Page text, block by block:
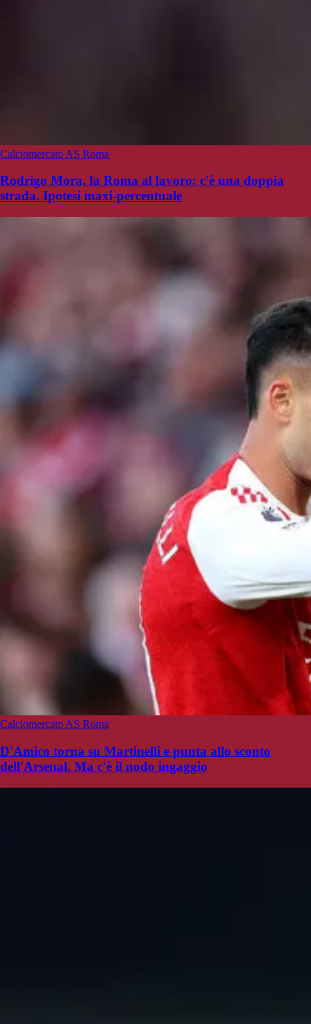
Calciomercato AS Roma
Rodrigo Mora, la Roma al lavoro: c'è una doppia
strada. Ipotesi maxi-percentuale
Calciomercato AS Roma
D'Amico torna su Martinelli e punta allo sconto
dell'Arsenal. Ma c'è il nodo ingaggio